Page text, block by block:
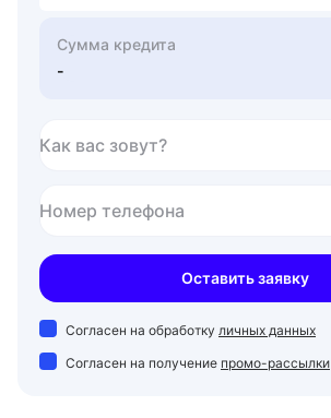
Сумма кредита
-
Как вас зовут?
Номер телефона
Оставить заявку
Согласен на обработку личных данных
Согласен на получение промо-рассылки